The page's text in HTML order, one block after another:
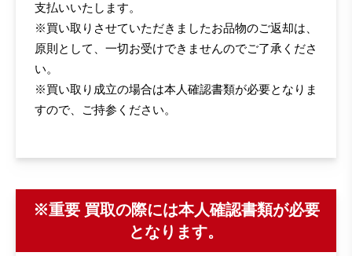
支払いいたします。
※買い取りさせていただきましたお品物のご返却は、
原則として、一切お受けできませんのでご了承くださ
い。
※買い取り成立の場合は本人確認書類が必要となりま
すので、ご持参ください。
※重要 買取の際には本人確認書類が必要
となります。